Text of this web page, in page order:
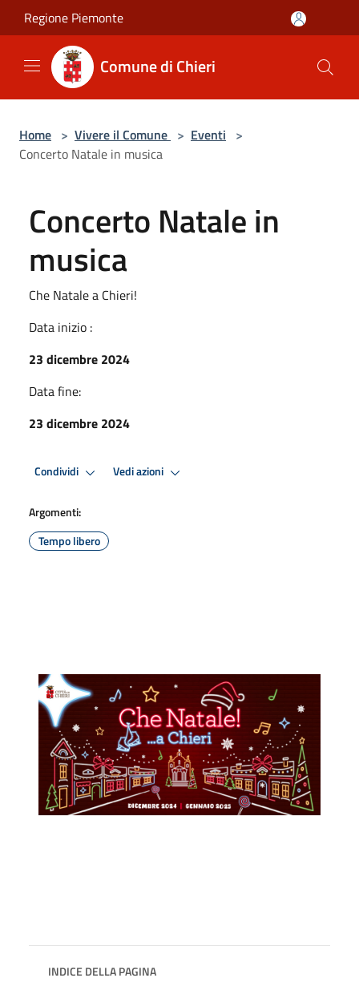
Salta al contenuto principale
Regione Piemonte
Comune di Chieri
Home > Vivere il Comune > Eventi >
Concerto Natale in musica
Concerto Natale in
musica
Che Natale a Chieri!
Data inizio :
23 dicembre 2024
Data fine:
23 dicembre 2024
Condividi Vedi azioni
Argomenti:
Tempo libero
INDICE DELLA PAGINA